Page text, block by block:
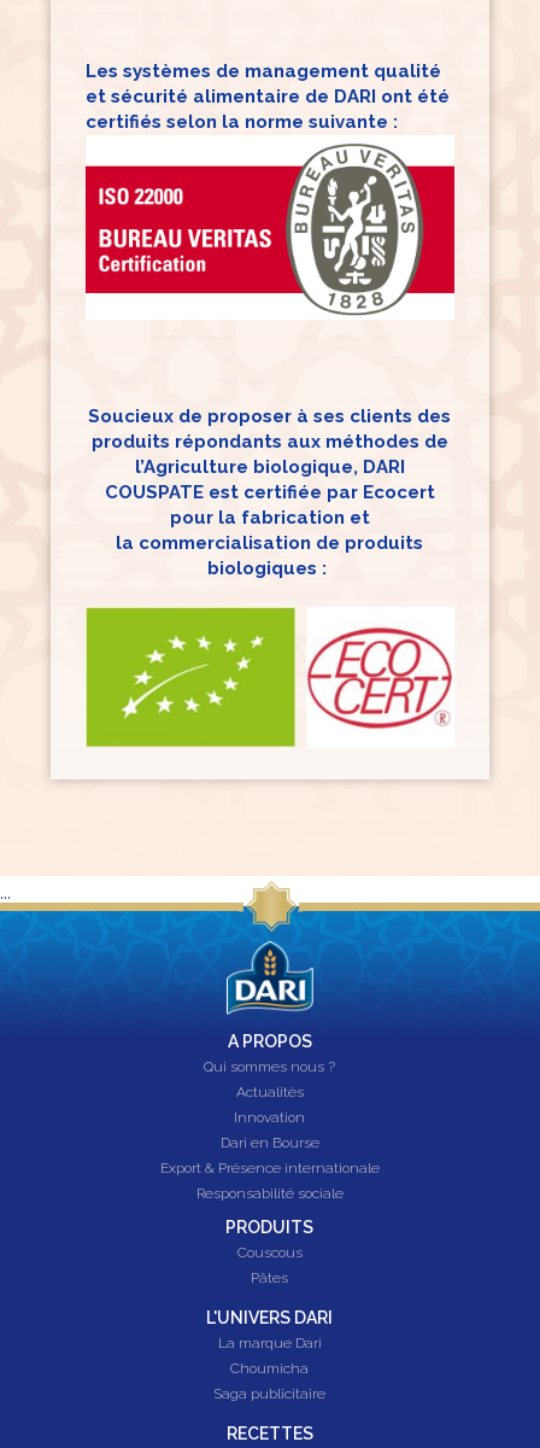
Les systèmes de management qualité
et sécurité alimentaire de DARI ont été
certifiés selon la norme suivante :
Soucieux de proposer à ses clients des
produits répondants aux méthodes de
l’Agriculture biologique, DARI
COUSPATE est certifiée par Ecocert
pour la fabrication et
la commercialisation de produits
biologiques :
...
A PROPOS
Qui sommes nous ?
Actualités
Innovation
Dari en Bourse
Export & Présence internationale
Responsabilité sociale
PRODUITS
Couscous
Pâtes
L'UNIVERS DARI
La marque Dari
Choumicha
Saga publicitaire
RECETTES